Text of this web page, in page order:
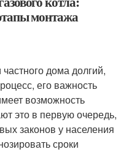
монтажа
дома долгий,
его важность
возможность
это в первую очередь,
законов у населения
сроки